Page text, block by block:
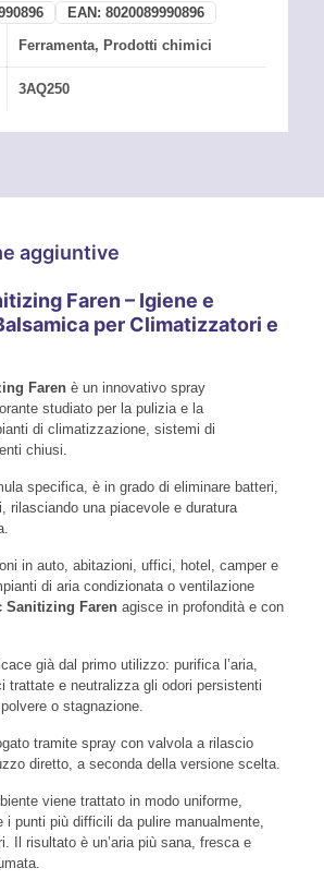
EAN: 8020089990896
Ferramenta, Prodotti chimici
3AQ250
aggiuntive
Faren – Igiene e
per Climatizzatori e
Farenè un innovativo spray
studiato per la pulizia e la
di climatizzazione, sistemi di
chiusi.
specifica, è in grado di eliminare batteri,
rilasciando una piacevole e duratura
in auto, abitazioni, uffici, hotel, camper e
di aria condizionata o ventilazione
Sanitizing Farenagisce in profondità e con
già dal primo utilizzo: purifica l’aria,
trattate e neutralizza gli odori persistenti
o stagnazione.
tramite spray con valvola a rilascio
diretto, a seconda della versione scelta.
viene trattato in modo uniforme,
i punti più difficili da pulire manualmente,
Il risultato è un’aria più sana, fresca e